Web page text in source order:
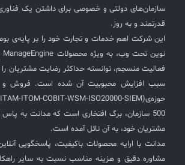
سازمان‌های دولتی و خصوصی برای داشتن یک فناوری
قدرتمند و به روز.
این شرکت اهم خدمات و تجارت خود را بر پایه‌ی
فعالیت منسجم، توانسته حداکثر رضایت مشتریان
سبب افزایش محبوبیت آن شده است. فروش و
500 سازمان، برگ افتخاری است که مدانت به پاس
مشتریان خود، به آن نائل آمده است.
مدانت با ارایه محصولات باکیفیت، پاسخگویی
مشاوره دقیق و هزینه مناسب نسبت به سایر